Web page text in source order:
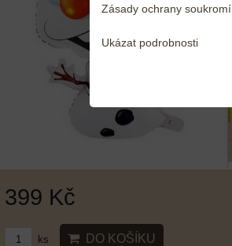
399 Kč
ks DO KOŠÍKU
Zásady ochrany soukromí
Ukázat podrobnosti